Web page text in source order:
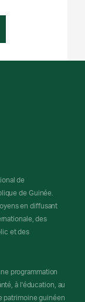
de
de Guinée.
en diffusant
des
et des
programmation
à l'éducation, au
patrimoine guinéen